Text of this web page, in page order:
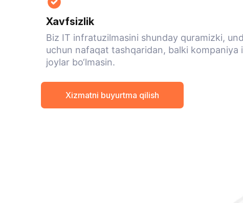
Xavfsizlik
Biz IT infratuzilmasini shunday quramizki,
uchun nafaqat tashqaridan, balki kompaniya
joylar bo‘lmasin.
Xizmatni buyurtma qilish